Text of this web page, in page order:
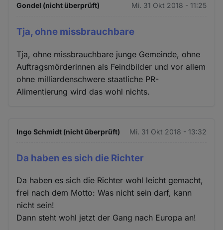
Gondel (nicht überprüft) Mi. 31 Okt 2018 - 11:25
Tja, ohne missbrauchbare
Tja, ohne missbrauchbare junge Gemeinde, ohne
Auftragsmörderinnen als Feindbilder und vor allem
ohne milliardenschwere staatliche PR-
Alimentierung wird das wohl nichts.
Ingo Schmidt (nicht überprüft) Mi. 31 Okt 2018 - 13:32
Da haben es sich die Richter
Da haben es sich die Richter wohl leicht gemacht,
frei nach dem Motto: Was nicht sein darf, kann
nicht sein!
Dann steht wohl jetzt der Gang nach Europa an!